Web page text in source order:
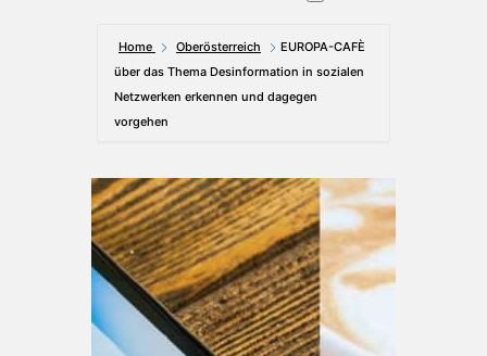
Home Oberösterreich
EUROPA-CAFÈ
über das Thema Desinformation in sozialen
Netzwerken erkennen und dagegen
vorgehen